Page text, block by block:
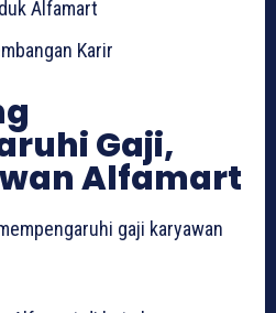
Alfamart
Karir
Gaji,
Alfamart
gaji karyawan